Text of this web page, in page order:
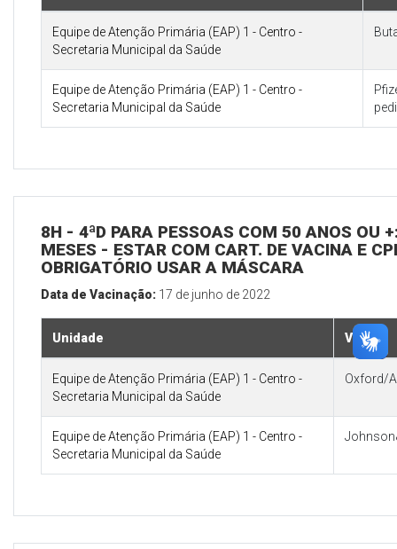
Equipe de Atenção Primária (EAP) 1 - Centro -
Secretaria Municipal da Saúde
Equipe de Atenção Primária (EAP) 1 - Centro -
Secretaria Municipal da Saúde
8H - 4ªD PARA PESSOAS COM 50 ANOS OU
MESES - ESTAR COM CART. DE VACINA E
OBRIGATÓRIO USAR A MÁSCARA
Data de Vacinação: 17 de junho de 2022
Unidade Vacina
Equipe de Atenção Primária (EAP) 1 - Centro -
Secretaria Municipal da Saúde
Oxford/
Equipe de Atenção Primária (EAP) 1 - Centro -
Secretaria Municipal da Saúde